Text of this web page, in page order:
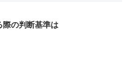
際の判断基準は